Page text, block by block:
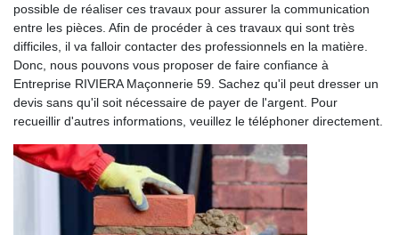
possible de réaliser ces travaux pour assurer la communication
entre les pièces. Afin de procéder à ces travaux qui sont très
difficiles, il va falloir contacter des professionnels en la matière.
Donc, nous pouvons vous proposer de faire confiance à
Entreprise RIVIERA Maçonnerie 59. Sachez qu'il peut dresser un
devis sans qu'il soit nécessaire de payer de l'argent. Pour
recueillir d'autres informations, veuillez le téléphoner directement.